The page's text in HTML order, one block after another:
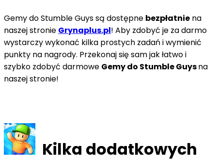
Gemy do Stumble Guys są dostępne bezpłatnie na
naszej stronie Grynaplus.pl! Aby zdobyć je za darmo
wystarczy wykonać kilka prostych zadań i wymienić
punkty na nagrody. Przekonaj się sam jak łatwo i
szybko zdobyć darmowe Gemy do Stumble Guysna
naszej stronie!
Kilka dodatkowych